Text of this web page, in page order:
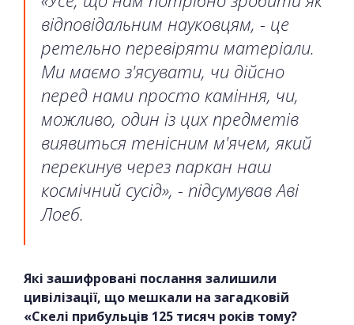
відповідальним науковцям, - це
ретельно перевіряти матеріали.
Ми маємо з'ясувати, чи дійсно
перед нами просто каміння, чи,
можливо, один із цих предметів
виявиться тенісним м'ячем, який
перекинув через паркан наш
космічний сусід», - підсумував Аві
Лоеб.
Які зашифровані послання залишили
цивілізації, що мешкали на загадковій
«Скелі прибульців 125 тисяч років тому?